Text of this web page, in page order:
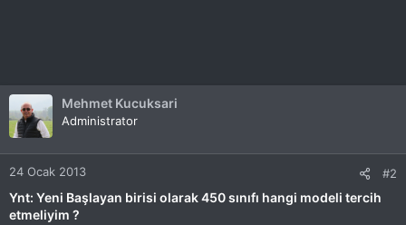
Mehmet Kucuksari
Administrator
24 Ocak 2013 #2
Ynt: Yeni Başlayan birisi olarak 450 sınıfı hangi modeli tercih
etmeliyim ?